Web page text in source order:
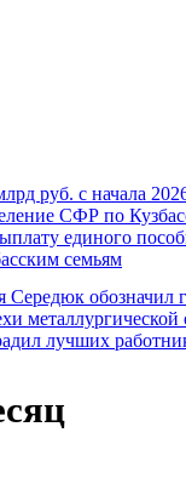
руб. с начала
СФР по
единого
семьям
Середюк обозначил
металлургической
лучших